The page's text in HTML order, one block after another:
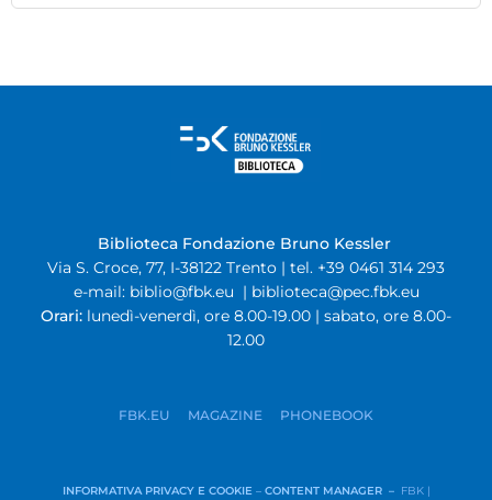
Biblioteca Fondazione Bruno Kessler
Via S. Croce, 77, I-38122 Trento | tel. +39 0461 314 293
e-mail: biblio@fbk.eu | biblioteca@pec.fbk.eu
Orari: lunedì-venerdì, ore 8.00-19.00 | sabato, ore 8.00-
12.00
FBK.EU MAGAZINE PHONEBOOK
INFORMATIVA PRIVACY E COOKIE – CONTENT MANAGER – FBK |